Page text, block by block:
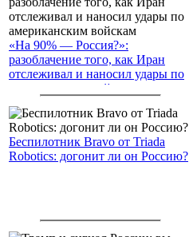
«На 90% — Россия?»:
разоблачение того, как Иран
отслеживал и наносил удары по
американским войскам
Беспилотник Bravo от Triada
Robotics: догонит ли он Россию?